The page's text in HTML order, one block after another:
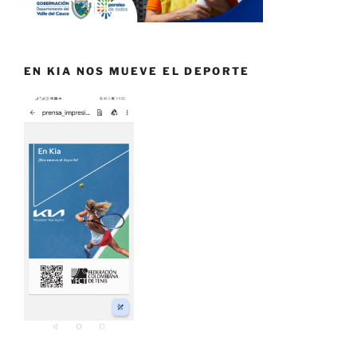
EN KIA NOS MUEVE EL DEPORTE